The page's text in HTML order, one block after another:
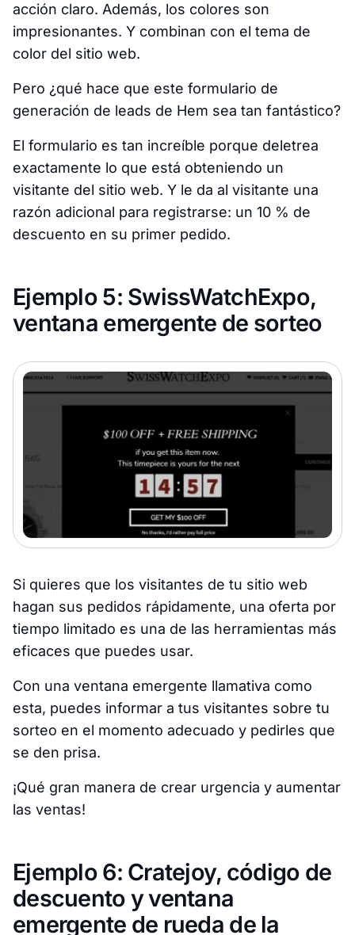
acción claro. Además, los colores son
impresionantes. Y combinan con el tema de
color del sitio web.
Pero ¿qué hace que este formulario de
generación de leads de Hem sea tan fantástico?
El formulario es tan increíble porque deletrea
exactamente lo que está obteniendo un
visitante del sitio web. Y le da al visitante una
razón adicional para registrarse: un 10 % de
descuento en su primer pedido.
Ejemplo 5: SwissWatchExpo,
ventana emergente de sorteo
Si quieres que los visitantes de tu sitio web
hagan sus pedidos rápidamente, una oferta por
tiempo limitado es una de las herramientas más
eficaces que puedes usar.
Con una ventana emergente llamativa como
esta, puedes informar a tus visitantes sobre tu
sorteo en el momento adecuado y pedirles que
se den prisa.
¡Qué gran manera de crear urgencia y aumentar
las ventas!
Ejemplo 6: Cratejoy, código de
descuento y ventana
emergente de rueda de la